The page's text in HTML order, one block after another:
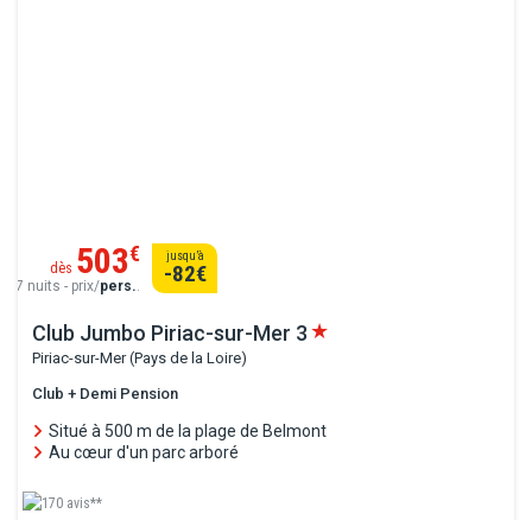
Club Jumbo Piriac-sur-Mer 3
Piriac-sur-Mer (Pays de la Loire)
Club + Demi Pension
Situé à 500 m de la plage de Belmont
Au cœur d'un parc arboré
170 avis**
dès 503€
7 nuits - prix/pers..
jusqu’à
-82€